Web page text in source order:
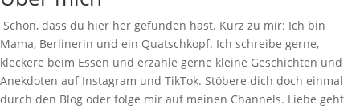
Schön, dass du hier her gefunden hast. Kurz zu mir: Ich bin
Mama, Berlinerin und ein Quatschkopf. Ich schreibe gerne,
kleckere beim Essen und erzähle gerne kleine Geschichten und
Anekdoten auf Instagram und TikTok. Stöbere dich doch einmal
durch den Blog oder folge mir auf meinen Channels. Liebe geht